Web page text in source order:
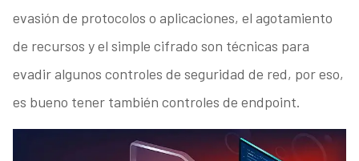
evasión de protocolos o aplicaciones, el agotamiento
de recursos y el simple cifrado son técnicas para
evadir algunos controles de seguridad de red, por eso,
es bueno tener también controles de endpoint.